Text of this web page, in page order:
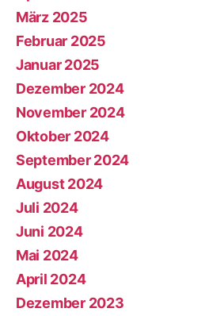
März 2025
Februar 2025
Januar 2025
Dezember 2024
November 2024
Oktober 2024
September 2024
August 2024
Juli 2024
Juni 2024
Mai 2024
April 2024
Dezember 2023